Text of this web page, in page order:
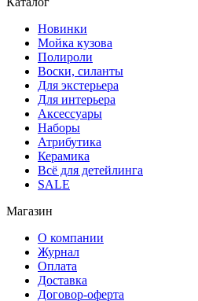
Новинки
Мойка кузова
Полироли
Воски, силанты
Для экстерьера
Для интерьера
Аксессуары
Наборы
Атрибутика
Керамика
Всё для детейлинга
SALE
Магазин
О компании
Журнал
Оплата
Доставка
Договор-оферта